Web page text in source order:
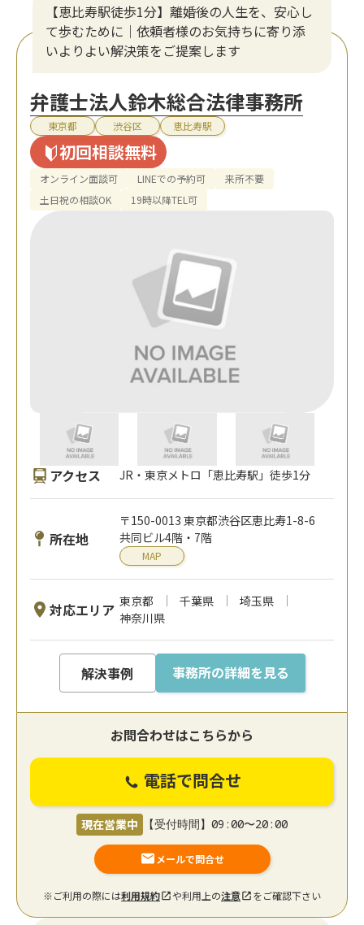
【恵比寿駅徒歩1分】離婚後の人生を、安心し
て歩むために｜依頼者様のお気持ちに寄り添
いよりよい解決策をご提案します
弁護士法人鈴木総合法律事務所
東京都 渋谷区 恵比寿駅
初回相談無料
オンライン面談可 LINEでの予約可
来所不要
土日祝の相談OK
19時以降TEL可
アクセス JR・東京メトロ「恵比寿駅」徒歩1分
所在地
〒150-0013 東京都渋谷区恵比寿1-8-6
共同ビル4階・7階
MAP
対応エリア 東京都 千葉県
埼玉県
神奈川県
解決事例 事務所の詳細を見る
お問合わせはこちらから
電話で問合せ
現在営業中 【受付時間】09:00〜20:00
メールで問合せ
※ご利用の際には利用規約 や利用上の注意 をご確認下さい